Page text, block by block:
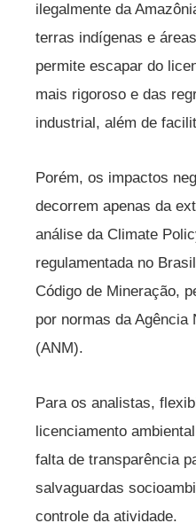
ilegalmente da
terras indígenas e
permite escapar do
mais rigoroso e das
industrial, além de
Porém, os impactos
decorrem apenas da
análise da Climate
regulamentada no
Código de Mineração,
por normas da Agência
(ANM).
Para os analistas,
licenciamento
falta de transparência
salvaguardas
controle da atividade.